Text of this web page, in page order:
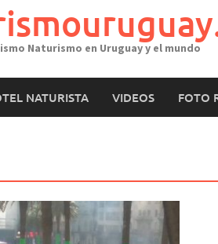
Naturismo en Uruguay y el mundo
NATURISTA VIDEOS FOTO